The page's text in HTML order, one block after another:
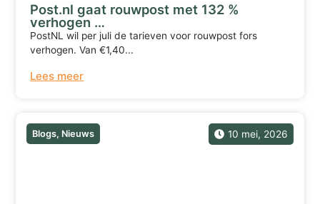
Post.nl gaat rouwpost met 132 %
verhogen …
PostNL wil per juli de tarieven voor rouwpost fors
verhogen. Van €1,40...
Lees meer
10 mei, 2026
Blogs, Nieuws